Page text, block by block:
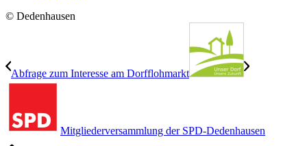
© Dedenhausen
Abfrage zum Interesse am Dorfflohmarkt
Mitgliederversammlung der SPD-Dedenhausen